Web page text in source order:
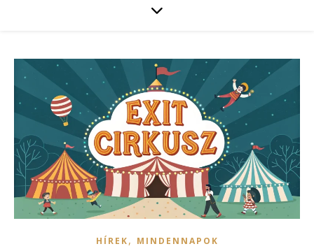
HÍREK, MINDENNAPOK